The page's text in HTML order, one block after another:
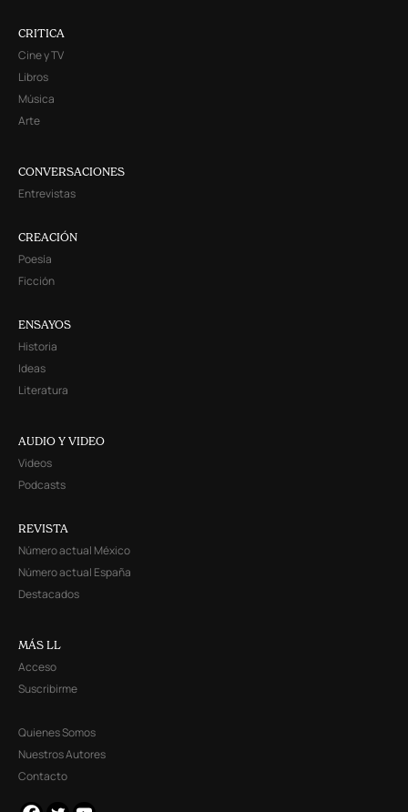
CRITICA
Cine y TV
Libros
Música
Arte
CONVERSACIONES
Entrevistas
CREACIÓN
Poesía
Ficción
ENSAYOS
Historia
Ideas
Literatura
AUDIO Y VIDEO
Videos
Podcasts
REVISTA
Número actual México
Número actual España
Destacados
MÁS LL
Acceso
Suscribirme
Quienes Somos
Nuestros Autores
Contacto